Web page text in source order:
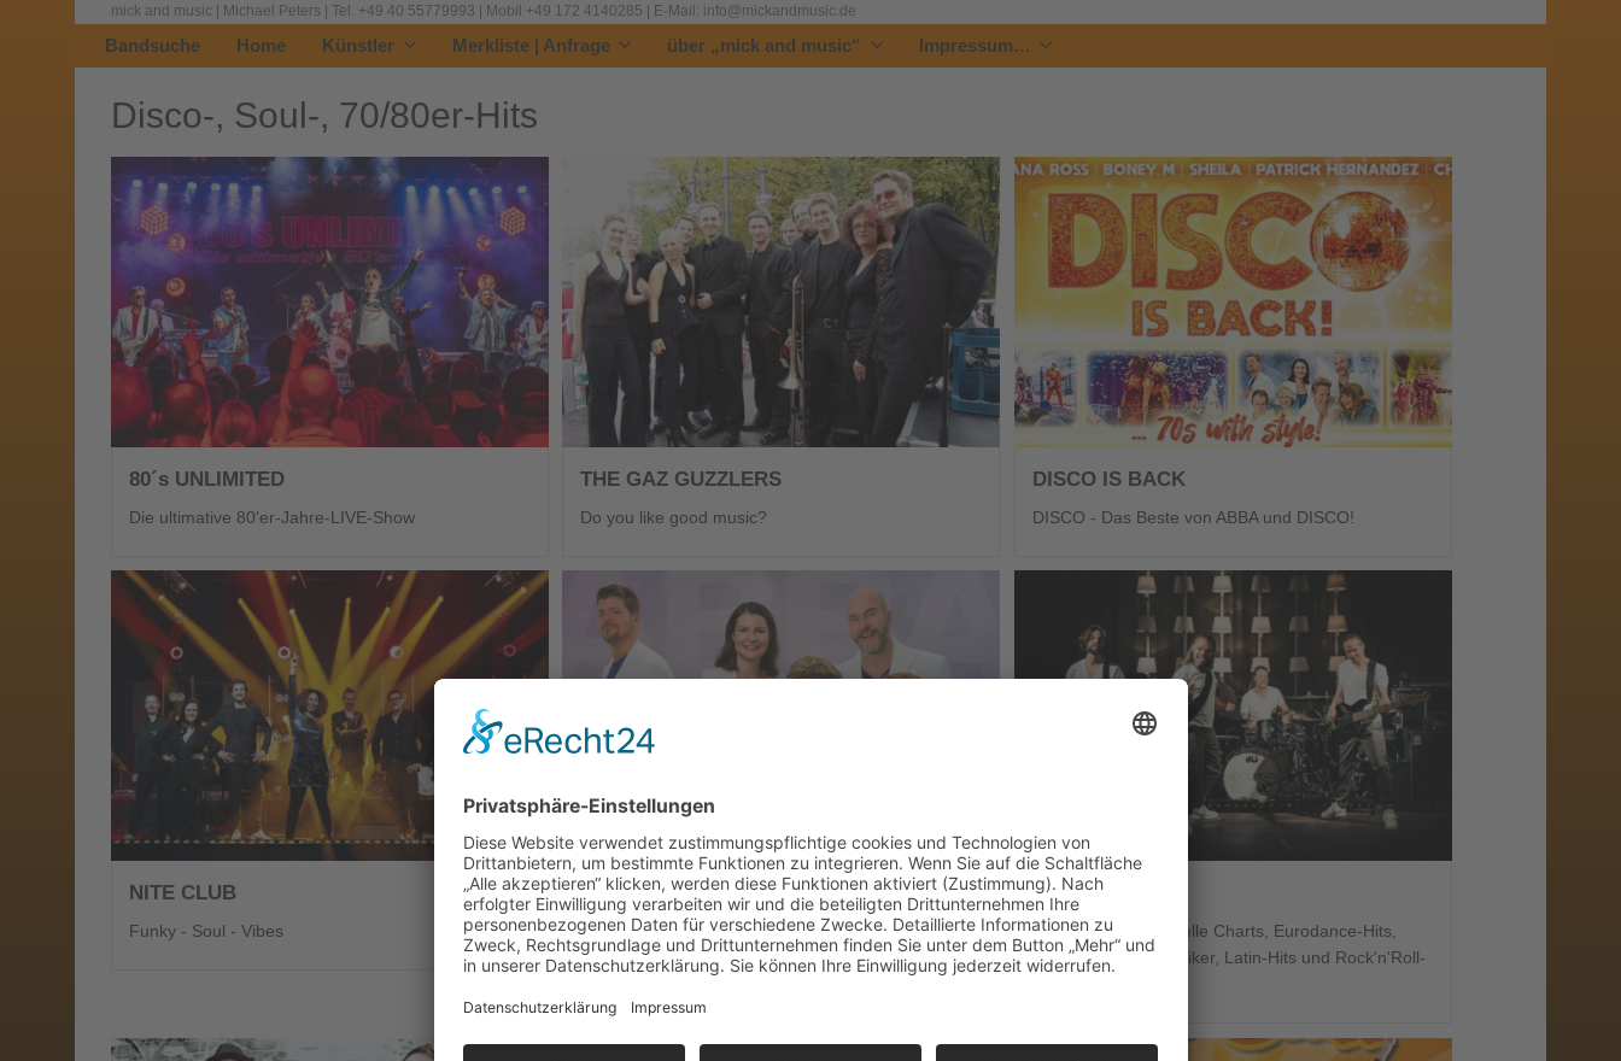
mick and music | Michael Peters | Tel. +49 40 55779993 | Mobil +49 172 4140285 | E-Mail: info@mickandmusic.de
Bandsuche Home Künstler Merkliste | Anfrage über „mick and music“ Impressum…
Disco-, Soul-, 70/80er-Hits
80´s UNLIMITED
Die ultimative 80'er-Jahre-LIVE-Show
THE GAZ GUZZLERS
Do you like good music?
DISCO IS BACK
DISCO - Das Beste von ABBA und DISCO!
NITE CLUB
Funky - Soul - Vibes
ABBAFEVER
Abbafever - die Nr. 1 in Europa
GOODBEATS
Rock und Pop, aktuelle Charts, Eurodance-Hits,
Funk- und Soulklassiker, Latin-Hits und Rock'n'Roll-